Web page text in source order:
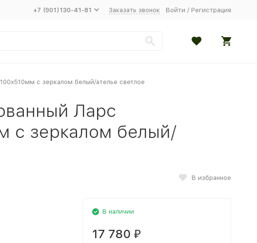
+7 (901)130-41-81 Заказать звонок Войти / Регистрация
с зеркалом белый/ателье светлое
Ларс
с зеркалом белый/
В избранное
В наличии
17 780 ₽